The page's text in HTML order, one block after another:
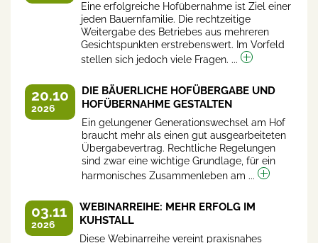
Eine erfolgreiche Hofübernahme ist Ziel einer
jeden Bauernfamilie. Die rechtzeitige
Weitergabe des Betriebes aus mehreren
Gesichtspunkten erstrebenswert. Im Vorfeld
stellen sich jedoch viele Fragen. ...
20.10
2026
DIE BÄUERLICHE HOFÜBERGABE UND
HOFÜBERNAHME GESTALTEN
Ein gelungener Generationswechsel am Hof
braucht mehr als einen gut ausgearbeiteten
Übergabevertrag. Rechtliche Regelungen
sind zwar eine wichtige Grundlage, für ein
harmonisches Zusammenleben am ...
03.11
2026
WEBINARREIHE: MEHR ERFOLG IM
KUHSTALL
Diese Webinarreihe vereint praxisnahes